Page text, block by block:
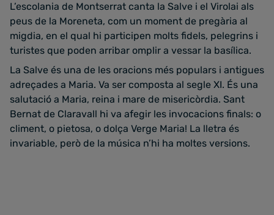
L’escolania de Montserrat canta la Salve i el Virolai als
peus de la Moreneta, com un moment de pregària al
migdia, en el qual hi participen molts fidels, pelegrins i
turistes que poden arribar omplir a vessar la basílica.
La Salve és una de les oracions més populars i antigues
adreçades a Maria. Va ser composta al segle XI. És una
salutació a Maria, reina i mare de misericòrdia. Sant
Bernat de Claravall hi va afegir les invocacions finals: o
climent, o pietosa, o dolça Verge Maria! La lletra és
invariable, però de la música n’hi ha moltes versions.